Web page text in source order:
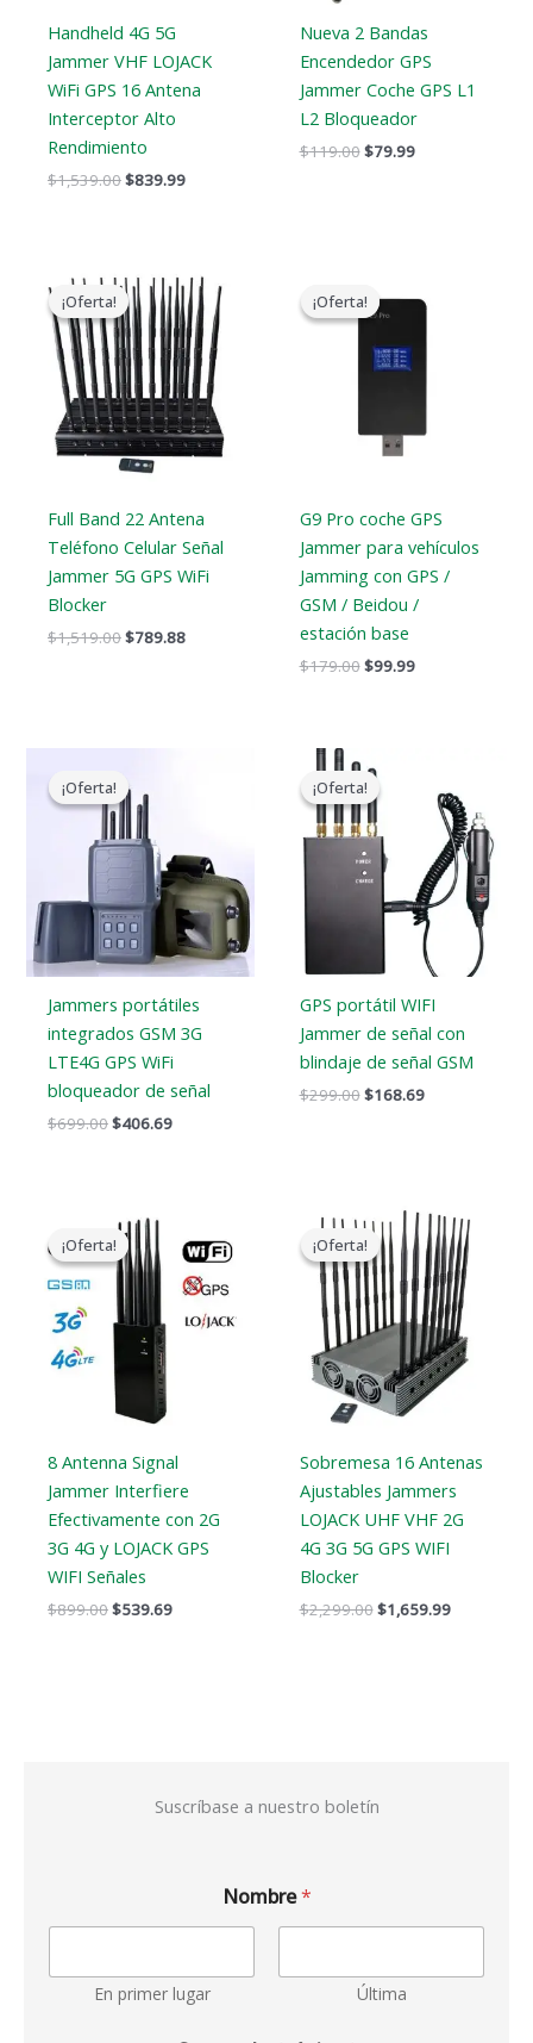
Handheld 4G 5G
Jammer VHF LOJACK
WiFi GPS 16 Antena
Interceptor Alto
Rendimiento
$1,539.00$839.99
Nueva 2 Bandas
Encendedor GPS
Jammer Coche GPS L1
L2 Bloqueador
$119.00$79.99
¡Oferta!
¡Oferta!
Full Band 22 Antena
Teléfono Celular Señal
Jammer 5G GPS WiFi
Blocker
$1,519.00
precio
original
era:
$1,519.00.
$789.88
precio
actual
es:
$789.88.
¡Oferta!
¡Oferta!
G9 Pro coche GPS
Jammer para vehículos
Jamming con GPS /
GSM / Beidou /
estación base
$179.00
original
$179.00.
$99.99
actual
¡Oferta!
¡Oferta!
Jammers portátiles
integrados GSM 3G
LTE4G GPS WiFi
bloqueador de señal
$699.00
original
era:
$699.00.
$406.69
¡Oferta!
¡Oferta!
GPS portátil WIFI
Jammer de señal con
blindaje de señal GSM
$299.00
precio
original
era:
$299.00.
$168.69
actual
es:
$168.69.
¡Oferta!
¡Oferta!
8 Antenna Signal
Jammer Interfiere
Efectivamente con 2G
3G 4G y LOJACK GPS
WIFI Señales
$899.00
precio
original
era:
$899.00.
$539.69
actual
es:
$539.69.
¡Oferta!
¡Oferta!
Sobremesa 16 Antenas
Ajustables Jammers
LOJACK UHF VHF 2G
4G 3G 5G GPS WIFI
Blocker
$2,299.00
precio
original
era:
$2,299.00.
$1,659.99
El
precio
actual
es:
$1,659.99.
Suscríbase a nuestro boletín
Nombre*
En primer lugar Última